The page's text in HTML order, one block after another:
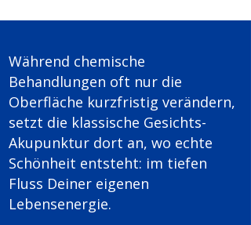
​​​​​Während chemische
Behandlungen oft nur die
Oberfläche kurzfristig verändern,
setzt die klassische Gesichts-
Akupunktur dort an, wo echte
Schönheit entsteht: im tiefen
Fluss Deiner eigenen
Lebensenergie.